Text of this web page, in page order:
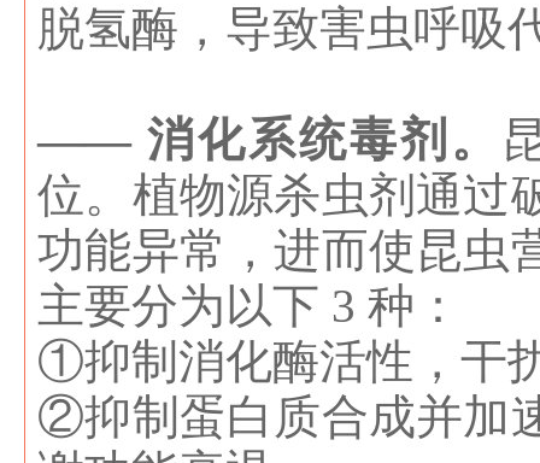
脱氢酶，导致害虫呼吸
—— 消化系统毒剂。
位。植物源杀虫剂通过
功能异常，进而使昆虫
主要分为以下 3 种：
①抑制消化酶活性，干
②抑制蛋白质合成并加